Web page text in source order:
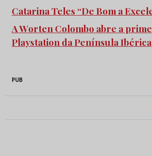
Catarina Teles “De Bom a
A Worten Colombo abre a
Playstation da Península Ibérica
PUB